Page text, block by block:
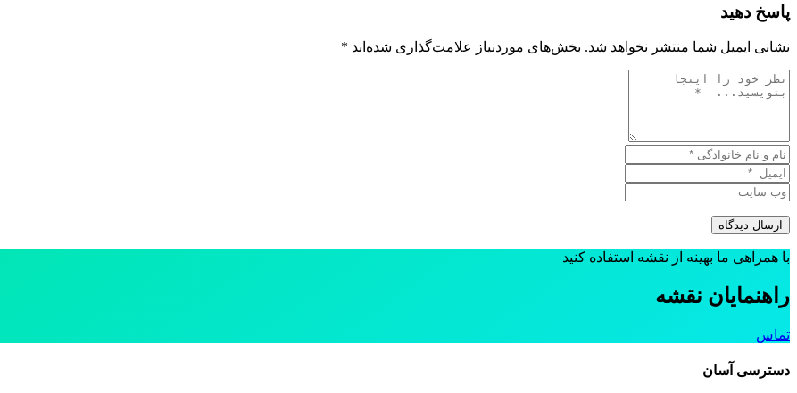
پاسخ دهید
نشانی ایمیل شما منتشر نخواهد شد. بخش‌های موردنیاز علامت‌گذاری شده‌اند *
با همراهی ما بهینه از نقشه استفاده کنید
راهنمایان نقشه
تماس
دسترسی آسان